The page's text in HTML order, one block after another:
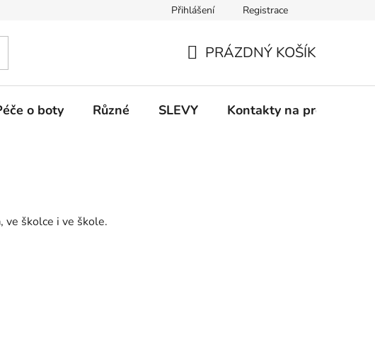
Informace k on-line platbám Odstoupení od
Přihlášení Registrace
KOŠÍK
PRÁZDNÝ KOŠÍK
o boty Různé SLEVY Kontakty na prodejny
ve školce i ve škole.